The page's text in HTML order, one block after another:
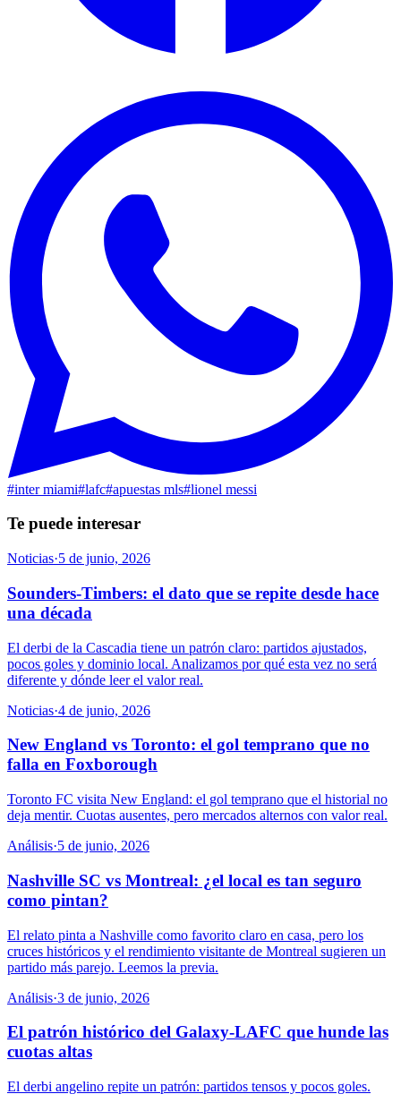
#inter miami#lafc#apuestas mls#lionel messi
Te puede interesar
Noticias·5 de junio, 2026
Sounders-Timbers: el dato que se repite desde hace
una década
El derbi de la Cascadia tiene un patrón claro: partidos ajustados,
pocos goles y dominio local. Analizamos por qué esta vez no será
diferente y dónde leer el valor real.
Noticias·4 de junio, 2026
New England vs Toronto: el gol temprano que no
falla en Foxborough
Toronto FC visita New England: el gol temprano que el historial no
deja mentir. Cuotas ausentes, pero mercados alternos con valor real.
Análisis·5 de junio, 2026
Nashville SC vs Montreal: ¿el local es tan seguro
como pintan?
El relato pinta a Nashville como favorito claro en casa, pero los
cruces históricos y el rendimiento visitante de Montreal sugieren un
partido más parejo. Leemos la previa.
Análisis·3 de junio, 2026
El patrón histórico del Galaxy-LAFC que hunde las
cuotas altas
El derbi angelino repite un patrón: partidos tensos y pocos goles.